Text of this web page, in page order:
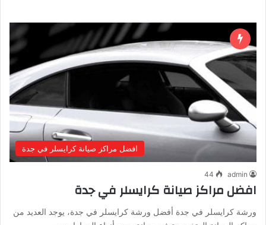
افضل مراكز صيانة كرايسلر في جدة
admin
44
افضل مراكز صيانة كرايسلر في جدة
ورشة كرايسلر في جدة أفضل ورشة كرايسلر في جدة، يوجد العديد من